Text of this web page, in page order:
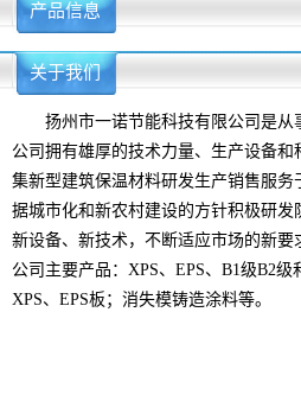
产品信息
关于我们
扬州市一诺节能科技有限公司是从
公司拥有雄厚的技术力量、生产设备
集新型建筑保温材料研发生产销售服务
据城市化和新农村建设的方针积极研发
新设备、新技术，不断适应市场的新要
公司主要产品：XPS、EPS、B1级B2
XPS、EPS板；消失模铸造涂料等。